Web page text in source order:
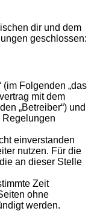
dir und dem
geschlossen:
(im Folgenden „das
mit dem
„Betreiber“) und
Regelungen
einverstanden
nutzen. Für die
an dieser Stelle
Zeit
ohne
werden.